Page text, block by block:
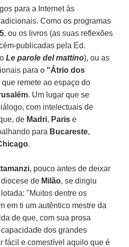
para a Internet às
Como os programas
, ou os livros (as suas reflexões
publicadas pela Ed.
Le parole del mattino), ou as
para o "Átrio dos
que remete ao espaço do
. Um lugar que se
com intelectuais de
de Madri, Parise
para Bucareste,
.
, pouco antes de deixar
de Milão, se dirigiu
"Muitos dentre os
em ti um autêntico mestre da
de que, com sua prosa
capacidade dos grandes
fácil e comestível aquilo que é